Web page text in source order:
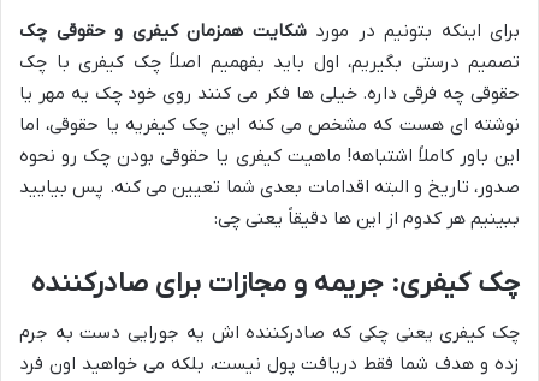
برای اینکه بتونیم در موردشکایت همزمان کیفری و حقوقی چک
تصمیم درستی بگیریم، اول باید بفهمیم اصلاً چک کیفری با چک
حقوقی چه فرقی داره. خیلی ها فکر می کنند روی خود چک یه مهر یا
نوشته ای هست که مشخص می کنه این چک کیفریه یا حقوقی، اما
این باور کاملاً اشتباهه! ماهیت کیفری یا حقوقی بودن چک رو نحوه
صدور، تاریخ و البته اقدامات بعدی شما تعیین می کنه. پس بیایید
ببینیم هر کدوم از این ها دقیقاً یعنی چی:
چک کیفری: جریمه و مجازات برای صادرکننده
چک کیفری یعنی چکی که صادرکننده اش یه جورایی دست به جرم
زده و هدف شما فقط دریافت پول نیست، بلکه می خواهید اون فرد